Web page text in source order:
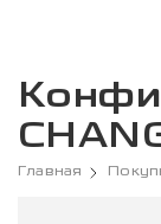
Главная